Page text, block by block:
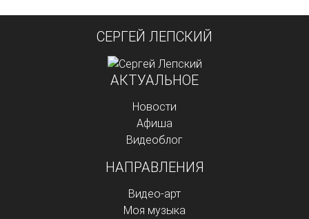
СЕРГЕЙ ЛЕПСКИЙ
АКТУАЛЬНОЕ
Новости
Афиша
Видеоблог
НАПРАВЛЕНИЯ
Видео-арт
Моя музыка